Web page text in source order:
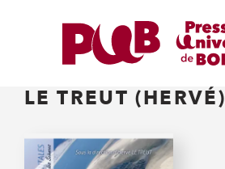
LE TREUT (HERVÉ)